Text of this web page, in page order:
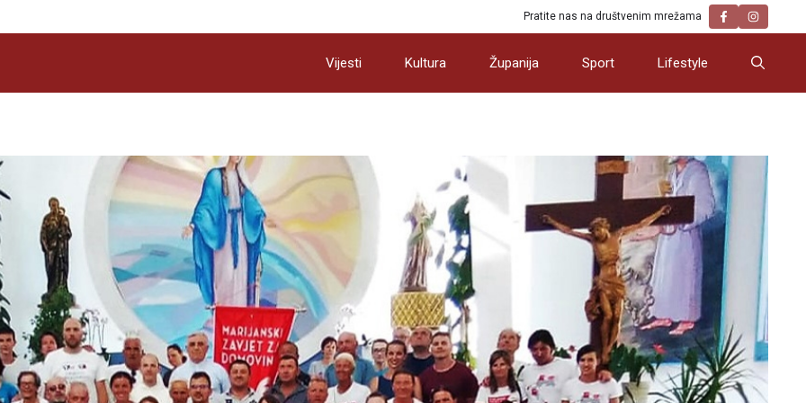
Pratite nas na društvenim mrežama
Vijesti Kultura Županija Sport Lifestyle